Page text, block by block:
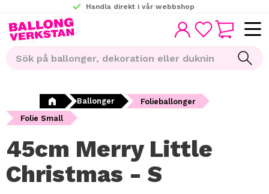
Meny
Handla direkt i vår webbshop
FAVORITER
KUNDVAGN
Ballonger
Folieballonger
Folie Small
45cm Merry Little
Christmas - S